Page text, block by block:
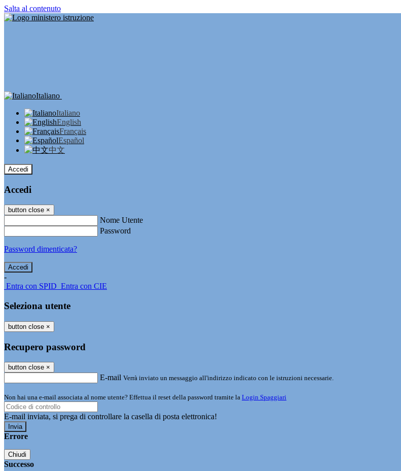
Salta al contenuto
Italiano
Italiano
English
Français
Español
中文
Accedi
Accedi
button close ×
Nome Utente
Password
Password dimenticata?
-
Entra con SPID Entra con CIE
Seleziona utente
button close ×
Recupero password
button close ×
E-mail Verrà inviato un messaggio all'indirizzo indicato con le istruzioni necessarie.
Non hai una e-mail associata al nome utente? Effettua il reset della password tramite la Login Spaggiari
E-mail inviata, si prega di controllare la casella di posta elettronica!
Errore
Chiudi
Successo